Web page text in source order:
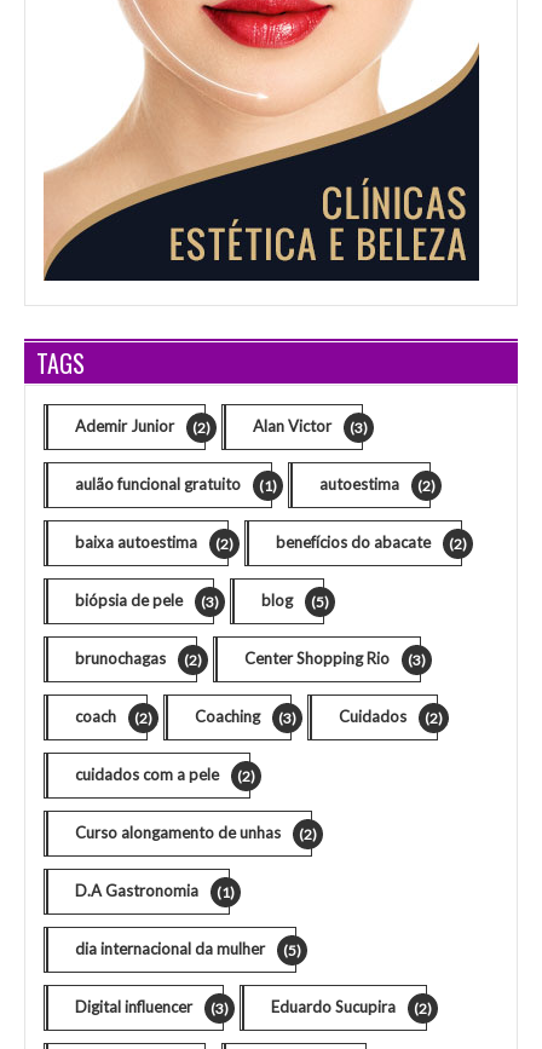
TAGS
Ademir Junior (2) Alan Victor (3)
aulão funcional gratuito (1) autoestima (2)
baixa autoestima (2) benefícios do abacate (2)
biópsia de pele (3) blog (5)
brunochagas (2) Center Shopping Rio (3)
coach (2) Coaching (3) Cuidados (2)
cuidados com a pele (2)
Curso alongamento de unhas (2)
D.A Gastronomia (1)
dia internacional da mulher (5)
Digital influencer (3) Eduardo Sucupira (2)